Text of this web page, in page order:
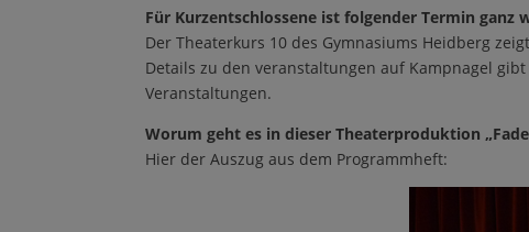
Für Kurzentschlossene ist folgender Termin ganz
Der Theaterkurs 10 des Gymnasiums Heidberg
Details zu den veranstaltungen auf Kampnagel gibt
Veranstaltungen.
Worum geht es in dieser Theaterproduktion „
Hier der Auszug aus dem Programmheft: